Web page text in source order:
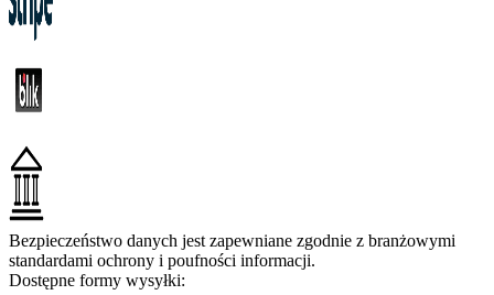
Bezpieczeństwo danych jest zapewniane zgodnie z branżowymi
standardami ochrony i poufności informacji.
Dostępne formy wysyłki: